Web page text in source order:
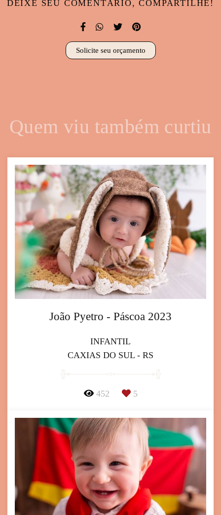
DEIXE SEU COMENTÁRIO, COMPARTILHE!
Solicite seu orçamento
Quem viu também curtiu
João Pyetro - Páscoa 2023
INFANTIL
CAXIAS DO SUL - RS
452 5